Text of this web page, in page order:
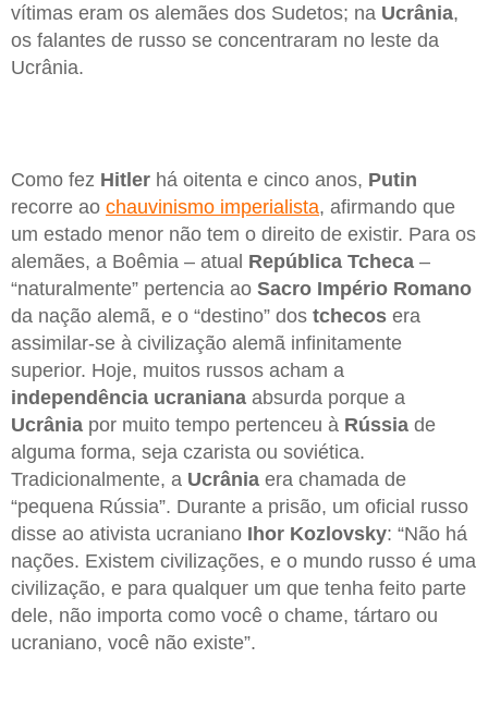
vítimas eram os alemães dos Sudetos; na Ucrânia,
os falantes de russo se concentraram no leste da
Ucrânia.
Como fez Hitler há oitenta e cinco anos, Putin
recorre ao chauvinismo imperialista, afirmando que
um estado menor não tem o direito de existir. Para os
alemães, a Boêmia – atual República Tcheca –
“naturalmente” pertencia ao Sacro Império Romano
da nação alemã, e o “destino” dos tchecos era
assimilar-se à civilização alemã infinitamente
superior. Hoje, muitos russos acham a
independência ucraniana absurda porque a
Ucrânia por muito tempo pertenceu à Rússia de
alguma forma, seja czarista ou soviética.
Tradicionalmente, a Ucrânia era chamada de
“pequena Rússia”. Durante a prisão, um oficial russo
disse ao ativista ucraniano Ihor Kozlovsky: “Não há
nações. Existem civilizações, e o mundo russo é uma
civilização, e para qualquer um que tenha feito parte
dele, não importa como você o chame, tártaro ou
ucraniano, você não existe”.